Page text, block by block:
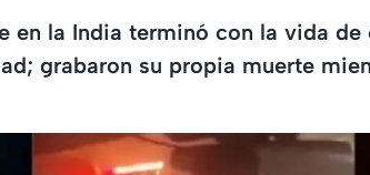
en la India terminó con la vida
grabaron su propia muerte